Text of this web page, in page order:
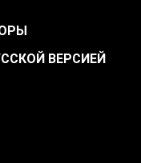
ВЕРСИЕЙ